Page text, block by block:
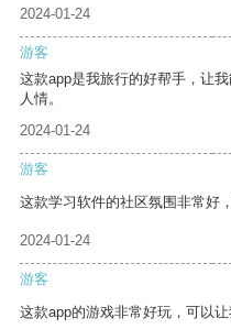
2024-01-24
游客
这款app是我旅行的好帮手，让
人情。
2024-01-24
游客
这款学习软件的社区氛围非常好
2024-01-24
游客
这款app的游戏非常好玩，可以让